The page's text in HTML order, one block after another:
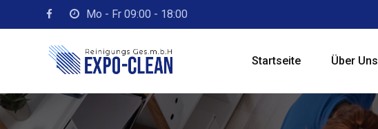
to
Mo - Fr 09:00 - 18:00
Startseite Über Uns